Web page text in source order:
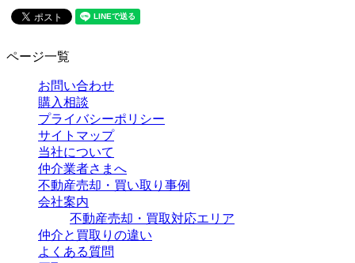
ページ一覧
お問い合わせ
購入相談
プライバシーポリシー
サイトマップ
当社について
仲介業者さまへ
不動産売却・買い取り事例
会社案内
不動産売却・買取対応エリア
仲介と買取りの違い
よくある質問